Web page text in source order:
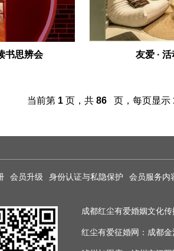
书思辨会 友爱 ·
当前第 1页，共 86页，每页显示
会员升级 身份认证与私隐保护 会员服务内
成都红尘有爱婚姻文化
红尘有爱征婚网：成都